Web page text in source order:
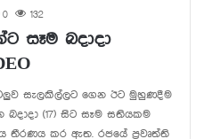
0 132
සෑම බදාදා
සැලකිල්ලට ගෙන ඊට මුහුණදීම
(17) සිට සෑම සතියකම
තීරණය කර ඇත. රජයේ ප්‍රවෘත්ති